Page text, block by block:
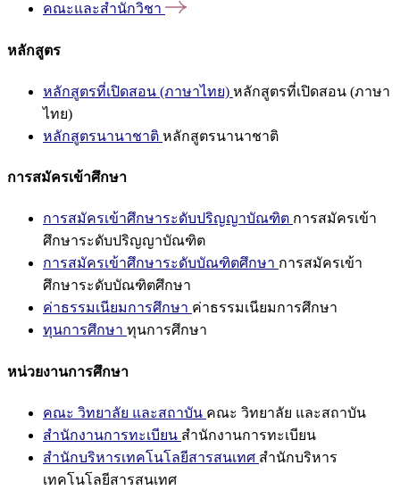
คณะและสำนักวิชา
หลักสูตร
หลักสูตรที่เปิดสอน (ภาษาไทย) หลักสูตรที่เปิดสอน (ภาษา
ไทย)
หลักสูตรนานาชาติ หลักสูตรนานาชาติ
การสมัครเข้าศึกษา
การสมัครเข้าศึกษาระดับปริญญาบัณฑิต การสมัครเข้า
ศึกษาระดับปริญญาบัณฑิต
การสมัครเข้าศึกษาระดับบัณฑิตศึกษา การสมัครเข้า
ศึกษาระดับบัณฑิตศึกษา
ค่าธรรมเนียมการศึกษา ค่าธรรมเนียมการศึกษา
ทุนการศึกษา ทุนการศึกษา
หน่วยงานการศึกษา
คณะ วิทยาลัย และสถาบัน คณะ วิทยาลัย และสถาบัน
สำนักงานการทะเบียน สำนักงานการทะเบียน
สำนักบริหารเทคโนโลยีสารสนเทศ สำนักบริหาร
เทคโนโลยีสารสนเทศ